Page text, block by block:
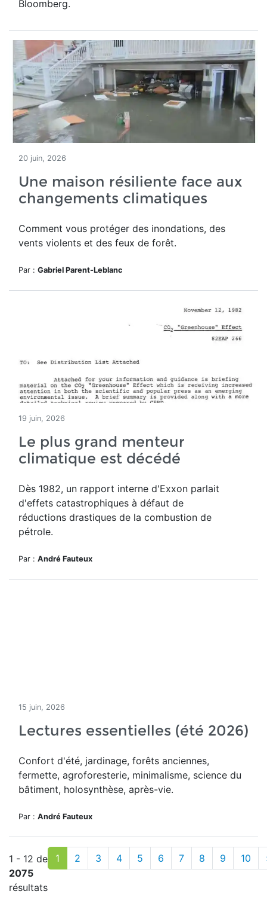
Bloomberg.
20 juin, 2026
Une maison résiliente face aux
changements climatiques
Comment vous protéger des inondations, des
vents violents et des feux de forêt.
Par : Gabriel Parent-Leblanc
19 juin, 2026
Le plus grand menteur
climatique est décédé
Dès 1982, un rapport interne d'Exxon parlait
d'effets catastrophiques à défaut de
réductions drastiques de la combustion de
pétrole.
Par : André Fauteux
15 juin, 2026
Lectures essentielles (été 2026)
Confort d'été, jardinage, forêts anciennes,
fermette, agroforesterie, minimalisme, science du
bâtiment, holosynthèse, après-vie.
Par : André Fauteux
1 - 12 de
2075
résultats
1 2 3 4 5 6 7 8 9 10